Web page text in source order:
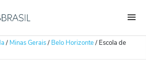
/ Minas Gerais/ Belo Horizonte/ Escola de